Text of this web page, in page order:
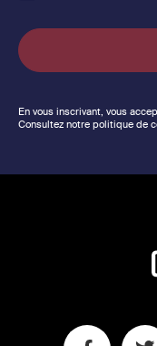
En vous inscrivant, vous
Consultez notre politique de